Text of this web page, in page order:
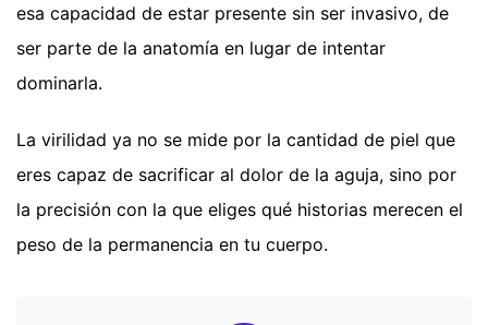
esa capacidad de estar presente sin ser invasivo, de
ser parte de la anatomía en lugar de intentar
dominarla.
La virilidad ya no se mide por la cantidad de piel que
eres capaz de sacrificar al dolor de la aguja, sino por
la precisión con la que eliges qué historias merecen el
peso de la permanencia en tu cuerpo.